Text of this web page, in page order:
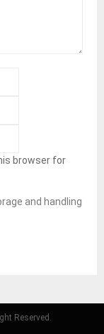
browser for
and handling
Reserved.